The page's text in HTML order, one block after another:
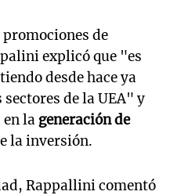
promociones de
explicó que "es
desde hace ya
de la UEA" y
en la generación de
la inversión.
Rappallini comentó